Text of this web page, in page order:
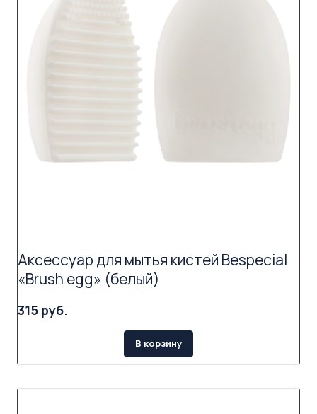
Аксессуар для мытья кистей Bespecial
«Brush egg» (белый)
315 руб.
В корзину